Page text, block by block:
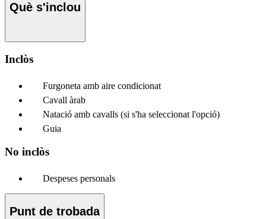
Què s'inclou
Inclòs
Furgoneta amb aire condicionat
Cavall àrab
Natació amb cavalls (si s'ha seleccionat l'opció)
Guia
No inclòs
Despeses personals
Punt de trobada